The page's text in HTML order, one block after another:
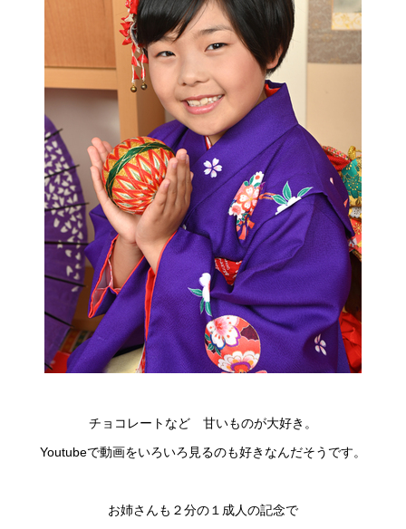
チョコレートなど 甘いものが大好き。
Youtubeで動画をいろいろ見るのも好きなんだそうです。
お姉さんも２分の１成人の記念で